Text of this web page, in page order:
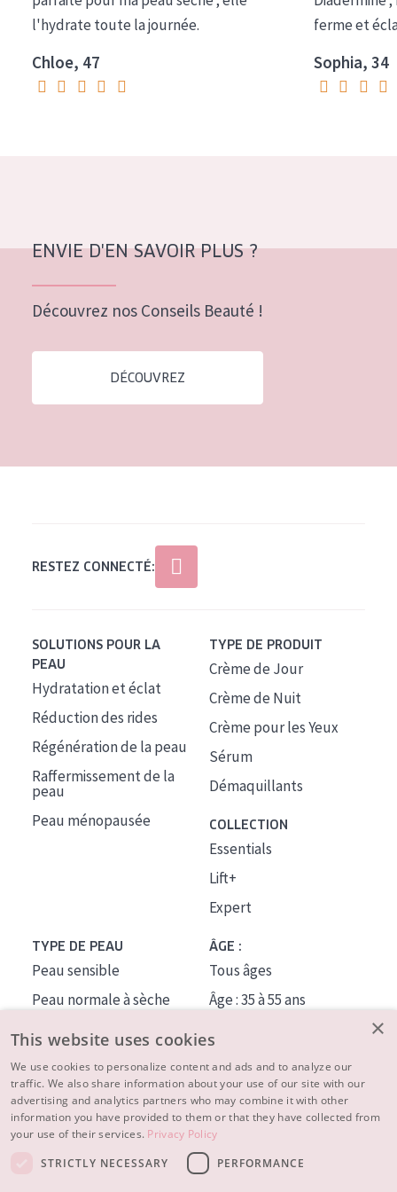
COLLECTION
Essentials
Lift+
Peau mature
l'hydrate toute la journée.
Chloe, 47
ferme et
Sophia, 34
ENVIE D'EN SAVOIR PLUS ?
Découvrez nos Conseils Beauté !
DÉCOUVREZ
RESTEZ CONNECTÉ:
SOLUTIONS POUR LA
PEAU
Hydratation et éclat
Réduction des rides
Régénération de la peau
Raffermissement de la
peau
Peau ménopausée
TYPE DE PRODUIT
Crème de Jour
Crème de Nuit
Crème pour les Yeux
Sérum
Démaquillants
COLLECTION
Essentials
Lift+
Expert
TYPE DE PEAU
Peau sensible
Peau normale à sèche
Peau mixte ou grasse
Peau mature
Peau ménopausée
ÂGE :
Tous âges
Âge : 35 à 55 ans
À PROPOS
CONSEILS BEAUTÉ
×
This website uses cookies
We use cookies to personalize content and ads and to analyze our
traffic. We also share information about your use of our site with our
advertising and analytics partners who may combine it with other
information you have provided to them or that they have collected from
your use of their services. Privacy Policy
STRICTLY NECESSARY
PERFORMANCE